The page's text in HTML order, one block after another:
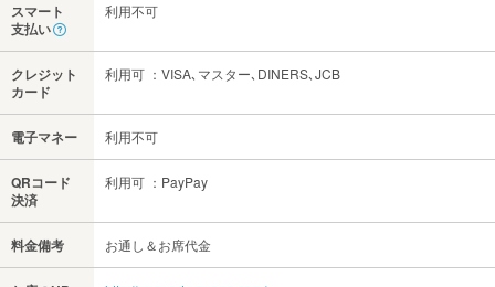
スマート
支払い
利用不可
クレジット
カード
利用可 ：VISA､マスター､DINERS､JCB
電子マネー 利用不可
QRコード
決済
利用可 ：PayPay
料金備考 お通し＆お席代金